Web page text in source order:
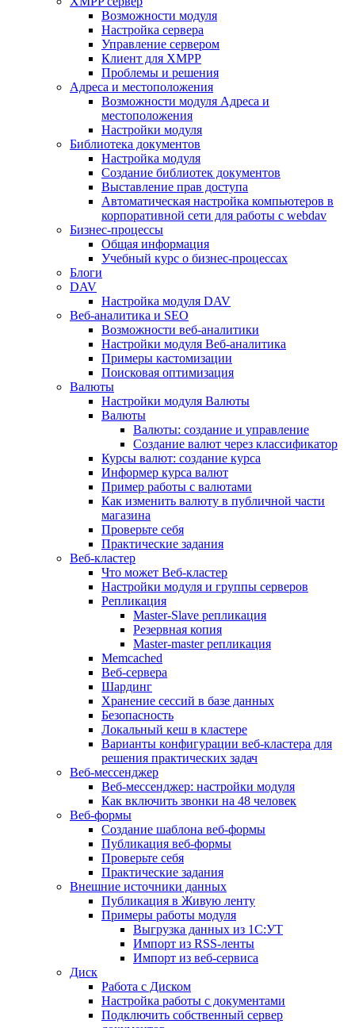
Возможности модуля
Настройка сервера
Управление сервером
Клиент для XMPP
Проблемы и решения
Адреса и местоположения
Возможности модуля Адреса и
местоположения
Настройки модуля
Библиотека документов
Настройка модуля
Создание библиотек документов
Выставление прав доступа
Автоматическая настройка компьютеров в
корпоративной сети для работы с webdav
Бизнес-процессы
Общая информация
Учебный курс о бизнес-процессах
Блоги
DAV
Настройка модуля DAV
Веб-аналитика и SEO
Возможности веб-аналитики
Настройки модуля Веб-аналитика
Примеры кастомизации
Поисковая оптимизация
Валюты
Настройки модуля Валюты
Валюты
Валюты: создание и управление
Создание валют через классификатор
Курсы валют: создание курса
Информер курса валют
Пример работы с валютами
Как изменить валюту в публичной части
магазина
Проверьте себя
Практические задания
Веб-кластер
Что может Веб-кластер
Настройки модуля и группы серверов
Репликация
Master-Slave репликация
Резервная копия
Master-master репликация
Memcached
Веб-сервера
Шардинг
Хранение сессий в базе данных
Безопасность
Локальный кеш в кластере
Варианты конфигурации веб-кластера для
решения практических задач
Веб-мессенджер
Веб-мессенджер: настройки модуля
Как включить звонки на 48 человек
Веб-формы
Создание шаблона веб-формы
Публикация веб-формы
Проверьте себя
Практические задания
Внешние источники данных
Публикация в Живую ленту
Примеры работы модуля
Выгрузка данных из 1С:УТ
Импорт из RSS-ленты
Импорт из веб-сервиса
Диск
Работа с Диском
Настройка работы с документами
Подключить собственный сервер